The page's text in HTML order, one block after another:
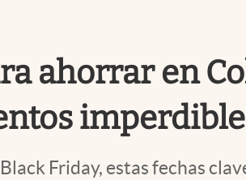
ahorrar en
Friday, estas fechas